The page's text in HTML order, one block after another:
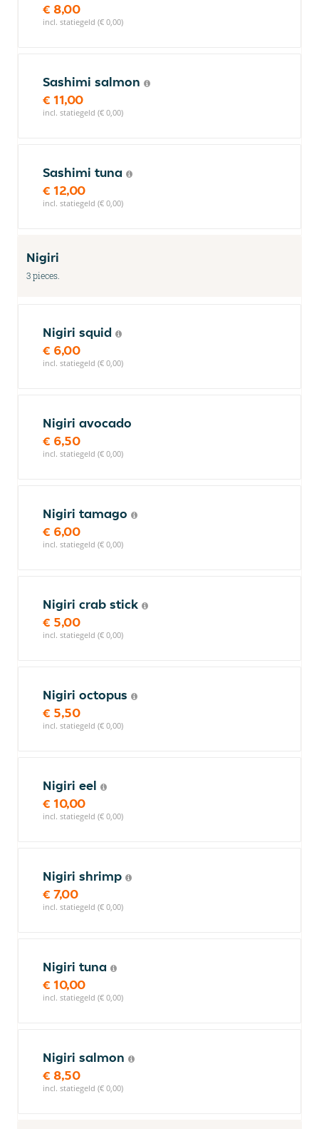
€ 8,00
incl. statiegeld (€ 0,00)
Sashimi salmon
€ 11,00
incl. statiegeld (€ 0,00)
Sashimi tuna
€ 12,00
incl. statiegeld (€ 0,00)
Nigiri
3 pieces.
Nigiri squid
€ 6,00
incl. statiegeld (€ 0,00)
Nigiri avocado
€ 6,50
incl. statiegeld (€ 0,00)
Nigiri tamago
€ 6,00
incl. statiegeld (€ 0,00)
Nigiri crab stick
€ 5,00
incl. statiegeld (€ 0,00)
Nigiri octopus
€ 5,50
incl. statiegeld (€ 0,00)
Nigiri eel
€ 10,00
incl. statiegeld (€ 0,00)
Nigiri shrimp
€ 7,00
incl. statiegeld (€ 0,00)
Nigiri tuna
€ 10,00
incl. statiegeld (€ 0,00)
Nigiri salmon
€ 8,50
incl. statiegeld (€ 0,00)